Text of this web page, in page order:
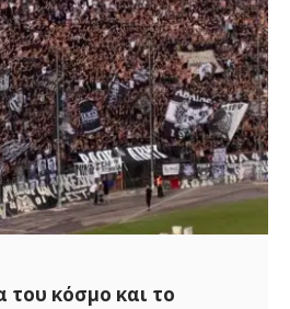
του κόσμο και το